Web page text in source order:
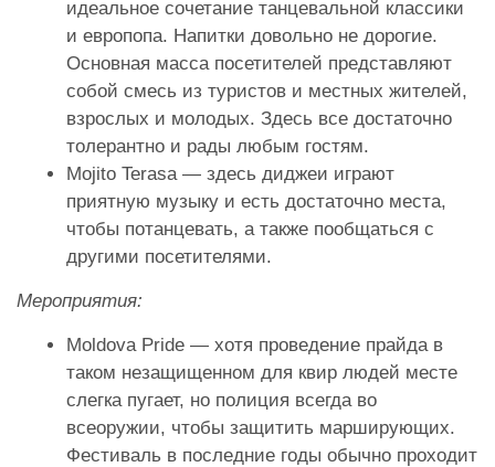
идеальное сочетание танцевальной классики
и европопа. Напитки довольно не дорогие.
Основная масса посетителей представляют
собой смесь из туристов и местных жителей,
взрослых и молодых. Здесь все достаточно
толерантно и рады любым гостям.
Mojito Terasa — здесь диджеи играют
приятную музыку и есть достаточно места,
чтобы потанцевать, а также пообщаться с
другими посетителями.
Мероприятия:
Moldova Pride — хотя проведение прайда в
таком незащищенном для квир людей месте
слегка пугает, но полиция всегда во
всеоружии, чтобы защитить марширующих.
Фестиваль в последние годы обычно проходит